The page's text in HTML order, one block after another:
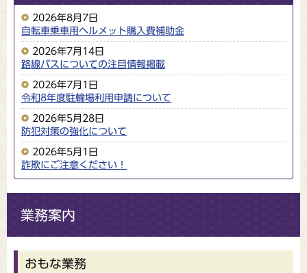
2026年8月7日
自転車乗車用ヘルメット購入費補助金
2026年7月14日
路線バスについての注目情報掲載
2026年7月1日
令和8年度駐輪場利用申請について
2026年5月28日
防犯対策の強化について
2026年5月1日
詐欺にご注意ください！
業務案内
おもな業務